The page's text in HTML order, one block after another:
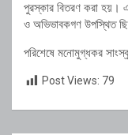
পুরস্কার বিতরণ করা হয়। এ
ও অভিভাবকগণ উপস্থিত
পরিশেষে মনোমুগ্ধকর
Post Views: 79